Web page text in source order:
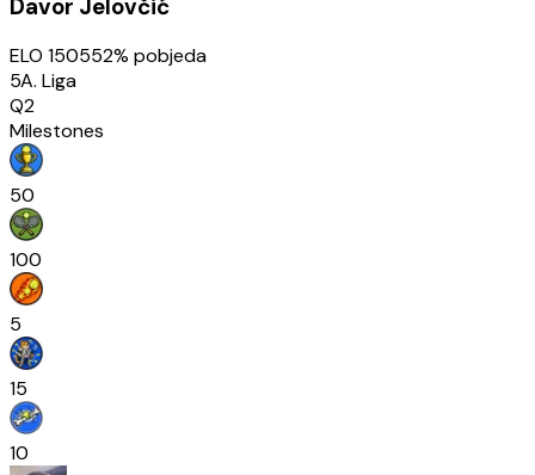
Davor Jelovčić
ELO 150552% pobjeda
5A. Liga
Q2
Milestones
50
100
5
15
10